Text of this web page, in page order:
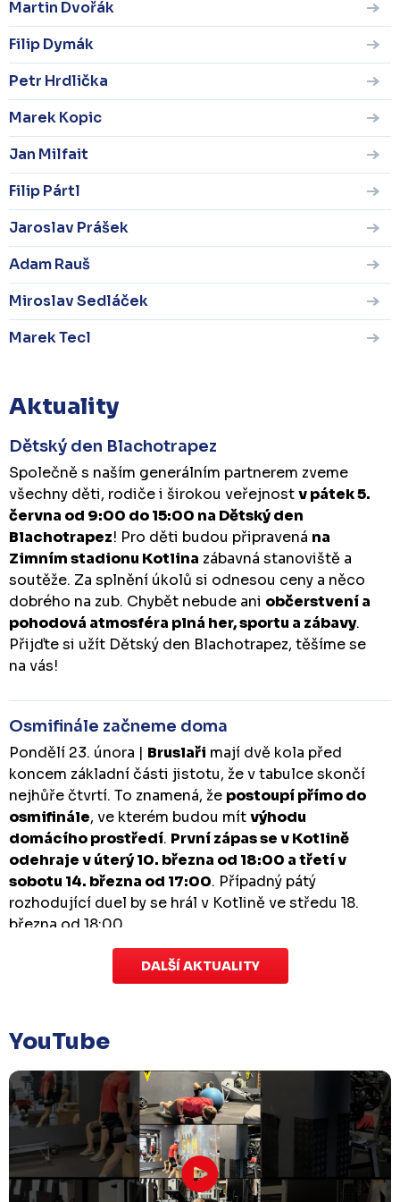
Martin Dvořák
Filip Dymák
Petr Hrdlička
Marek Kopic
Jan Milfait
Filip Pártl
Jaroslav Prášek
Adam Rauš
Miroslav Sedláček
Marek Tecl
Aktuality
Dětský den Blachotrapez
Společně s naším generálním partnerem zveme
všechny děti, rodiče i širokou veřejnostv pátek 5.
června od 9:00 do 15:00 na Dětský den
Blachotrapez! Pro děti budou připravená na
Zimním stadionu Kotlina zábavná stanoviště a
soutěže. Za splnění úkolů si odnesou ceny a něco
dobrého na zub. Chybět nebude ani občerstvení a
pohodová atmosféra plná her, sportu a zábavy.
Přijďte si užít Dětský den Blachotrapez, těšíme se
na vás!
Osmifinále začneme doma
Pondělí 23. února | Bruslaři mají dvě kola před
koncem základní části jistotu, že v tabulce skončí
nejhůře čtvrtí. To znamená, že postoupí přímo do
osmifinále, ve kterém budou mítvýhodu
domácího prostředí. První zápas se v Kotlině
odehraje v úterý 10. března od 18:00 a třetí v
sobotu 14. března od 17:00. Případný pátý
rozhodující duel by se hrál v Kotlině ve středu 18.
března od 18:00.
Zápas dorostu je odložen
které se mělo odehrát v pátek 30. ledna ve 14:15,
odloženo!Odehraje se v náhradním termínu, o
kterém se bude jednat.
Náhradní termín 32. kola
Úterý 27. ledna | Utkání 32. kola v Písku
, které se
mělo původně odehrát 31. ledna, bylo z důvodu
DALŠÍ AKTUALITY
YouTube